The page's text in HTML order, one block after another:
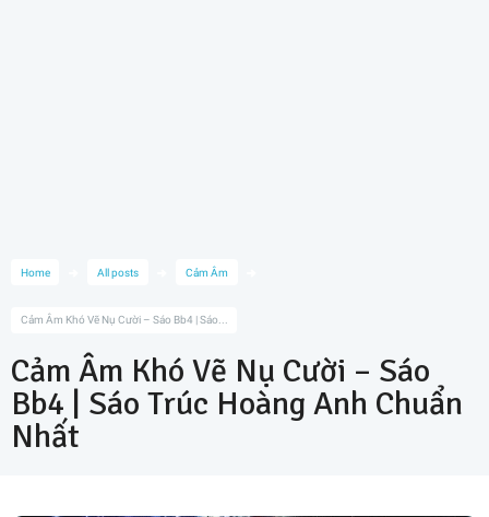
Home All posts Cảm Âm
Cảm Âm Khó Vẽ Nụ Cười – Sáo Bb4 | Sáo...
Cảm Âm Khó Vẽ Nụ Cười – Sáo
Bb4 | Sáo Trúc Hoàng Anh Chuẩn
Nhất